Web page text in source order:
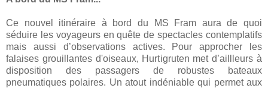
Ce nouvel itinéraire à bord du MS Fram aura de quoi
séduire les voyageurs en quête de spectacles contemplatifs
mais aussi d’observations actives. Pour approcher les
falaises grouillantes d'oiseaux, Hurtigruten met d’aillleurs à
disposition des passagers de robustes bateaux
pneumatiques polaires. Un atout indéniable qui permet aux